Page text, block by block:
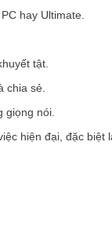
hay Ultimate.
tật.
chia sẻ.
giọng nói.
hiện đại, đặc biệt